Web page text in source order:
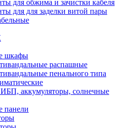
для обжима и зачистки кабеля
для для заделки витой пары
шкафы
распашные
пенального типа
аккумуляторы, солнечные
панели